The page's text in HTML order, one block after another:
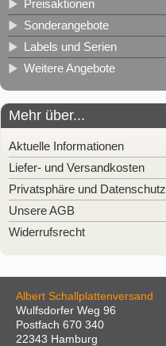
Preisaktionen
Sonderangebote
Labels und Serien
Weitere Angebote
Mehr über...
Aktuelle Informationen
Liefer- und Versandkosten
Privatsphäre und Datenschutz
Unsere AGB
Widerrufsrecht
Albert Schallplattenversand
Wulfsdorfer Weg 96
Postfach 670 340
22343 Hamburg